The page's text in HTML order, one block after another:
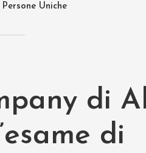
Persone Uniche
di
di